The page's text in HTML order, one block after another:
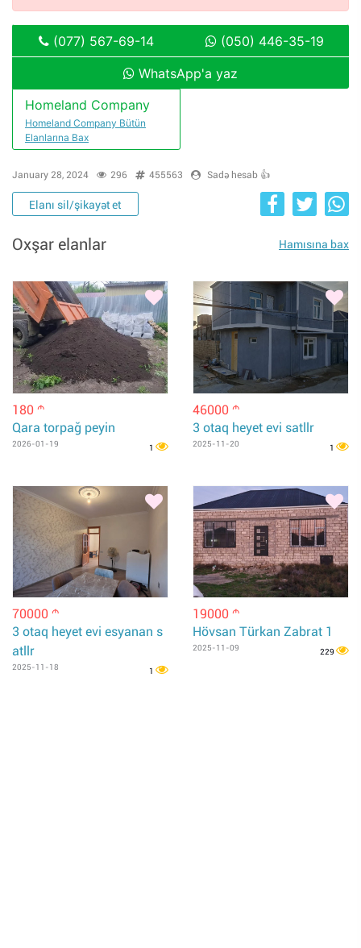
(077) 567-69-14
(050) 446-35-19
WhatsApp'a yaz
Homeland Company
Homeland Company Bütün
Elanlarına Bax
January 28, 2024 296 455563 Sadə hesab 👍
Elanı sil/şikayət et
Oxşar elanlar Hamısına bax
180 m
Qara torpağ peyin
2026-01-19 1
46000 m
3 otaq heyet evi satllr
2025-11-20 1
70000 m
3 otaq heyet evi esyanan s
atllr
2025-11-18 1
19000 m
Hövsan Türkan Zabrat 1
2025-11-09 229